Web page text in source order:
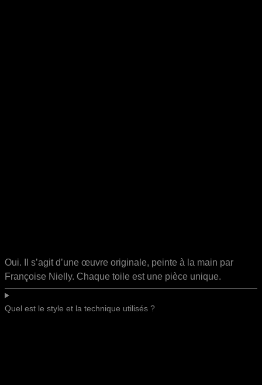
Oui. Il s’agit d’une œuvre originale, peinte à la main par
Françoise Nielly. Chaque toile est une pièce unique.
Quel est le style et la technique utilisés ?